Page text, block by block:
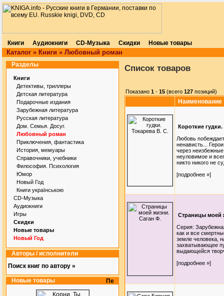
Книги Аудиокниги CD-Музыка Скидки Новые товары
Каталог » Книги » Любовный роман
Разделы
Книги
Детективы, триллеры
Детская литература
Подарочные издания
Зарубежная литература
Русская литература
Дом. Семья. Досуг.
Любовный роман
Приключения, фантастика
История, мемуары
Справочники, учебники
Философия. Психология
Юмор
Новый Год
Книги українською
CD-Музыка
Аудиокниги
Игры
Скидки
Новые товары
Новый Год
Авторы / исполнители
Поиск книг по автору »
Новые товары
Список товаров
Показано 1 - 15 (всего 127 позиций)
Наименование
Короткие
Любовь
ненависть...
через
неуловимое и
никто никого не
[подробнее »]
Страницы моей
Серия:
как и все
земле человека,
захватывающее
выдающейся
[подробнее »]